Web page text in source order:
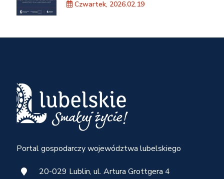
MŚP na nowych rynkach
Czwartek, 2026.02.19
Portal gospodarczy województwa lubelskiego
20-029 Lublin, ul. Artura Grottgera 4